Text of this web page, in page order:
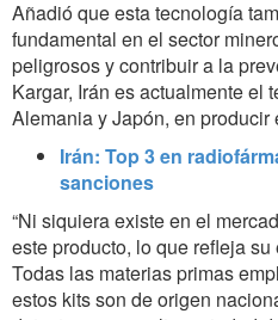
Añadió que esta tecnología
fundamental en el sector
peligrosos y contribuir a la
Kargar, Irán es actualmente el
Alemania y Japón, en producir
Irán: Top 3 en
sanciones
“Ni siquiera existe en el
este producto, lo que refleja
Todas las materias primas
estos kits son de origen